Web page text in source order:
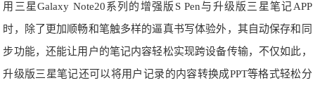
用三星Galaxy Note20系列的增强版S Pen与升级版三星笔记APP
时，除了更加顺畅和笔触多样的逼真书写体验外，其自动保存和同
步功能，还能让用户的笔记内容轻松实现跨设备传输，不仅如此，
升级版三星笔记还可以将用户记录的内容转换成PPT等格式轻松分